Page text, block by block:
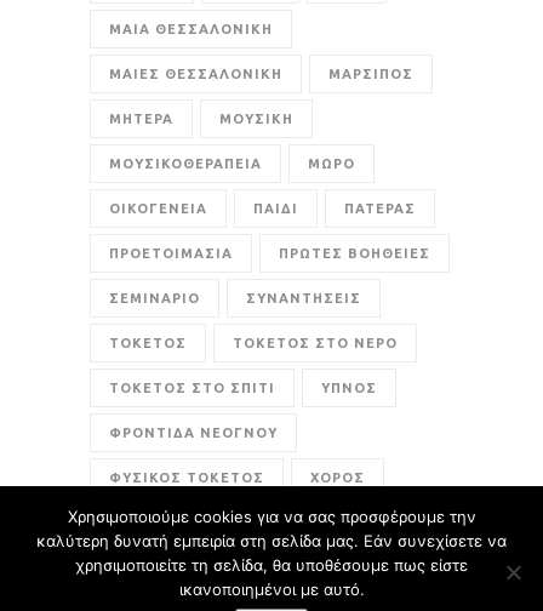
ΜΑΙΑ ΘΕΣΣΑΛΟΝΙΚΗ
ΜΑΙΕΣ ΘΕΣΣΑΛΟΝΙΚΗ ΜΑΡΣΙΠΟΣ
ΜΗΤΕΡΑ ΜΟΥΣΙΚΗ
ΜΟΥΣΙΚΟΘΕΡΑΠΕΙΑ ΜΩΡΟ
ΟΙΚΟΓΕΝΕΙΑ ΠΑΙΔΙ ΠΑΤΕΡΑΣ
ΠΡΟΕΤΟΙΜΑΣΙΑ ΠΡΩΤΕΣ ΒΟΗΘΕΙΕΣ
ΣΕΜΙΝΑΡΙΟ ΣΥΝΑΝΤΗΣΕΙΣ
ΤΟΚΕΤΟΣ ΤΟΚΕΤΟΣ ΣΤΟ ΝΕΡΟ
ΤΟΚΕΤΟΣ ΣΤΟ ΣΠΙΤΙ ΥΠΝΟΣ
ΦΡΟΝΤΙΔΑ ΝΕΟΓΝΟΥ
ΦΥΣΙΚΟΣ ΤΟΚΕΤΟΣ ΧΟΡΟΣ
ενσυναίσθηση
Χρησιμοποιούμε cookies για να σας προσφέρουμε την
καλύτερη δυνατή εμπειρία στη σελίδα μας. Εάν συνεχίσετε να
χρησιμοποιείτε τη σελίδα, θα υποθέσουμε πως είστε
ικανοποιημένοι με αυτό.